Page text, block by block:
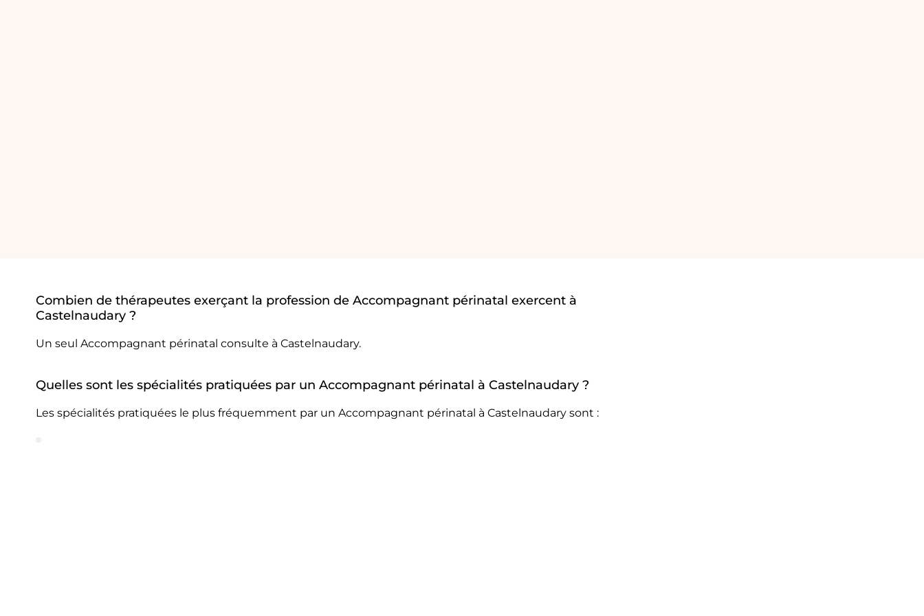
Combien de thérapeutes exerçant la profession de Accompagnant périnatal exercent à
Castelnaudary ?
Un seul Accompagnant périnatal consulte à Castelnaudary.
Quelles sont les spécialités pratiquées par un Accompagnant périnatal à Castelnaudary ?
Les spécialités pratiquées le plus fréquemment par un Accompagnant périnatal à Castelnaudary sont :